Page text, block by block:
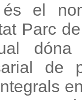
el
Parc
dóna
de